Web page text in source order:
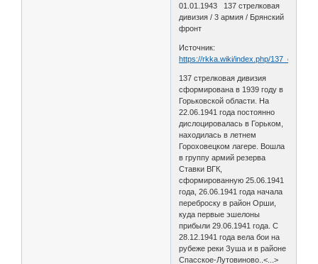
01.01.1943 137 стрелковая
дивизия / 3 армия / Брянский
фронт
Источник:
https://rkka.wiki/index.php/
137 стрелковая дивизия
сформирована в 1939 году в
Горьковской области. На
22.06.1941 года постоянно
дислоцировалась в Горьком,
находилась в летнем
Гороховецком лагере. Вошла
в группу армий резерва
Ставки ВГК,
сформированную 25.06.1941
года, 26.06.1941 года начала
переброску в район Орши,
куда первые эшелоны
прибыли 29.06.1941 года. С
28.12.1941 года вела бои на
рубеже реки Зуша и в районе
Спасское-Лутовиново..<...>